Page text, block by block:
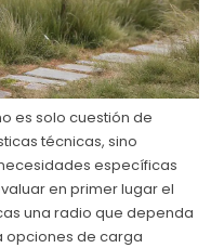
es solo cuestión de
técnicas, sino
específicas
en primer lugar el
una radio que dependa
opciones de carga